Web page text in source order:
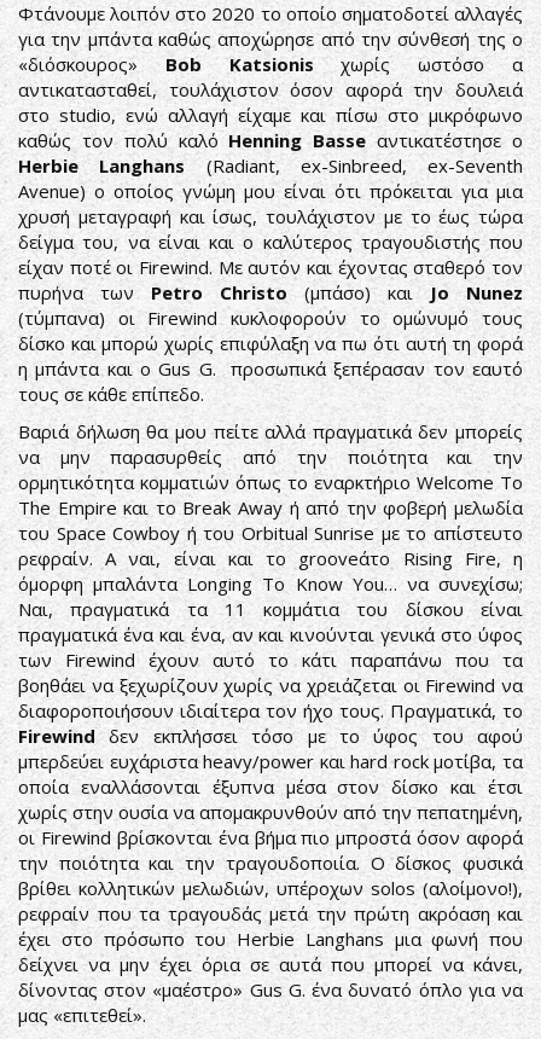
Φτάνουμε λοιπόν στο 2020 το οποίο σηματοδοτεί αλλαγές
για την μπάντα καθώς αποχώρησε από την σύνθεσή της ο
«διόσκουρος» Bob Katsionisχωρίς ωστόσο α
αντικατασταθεί, τουλάχιστον όσον αφορά την δουλειά
στο studio, ενώ αλλαγή είχαμε και πίσω στο μικρόφωνο
καθώς τον πολύ καλόHenning Basseαντικατέστησε ο
Herbie Langhans(Radiant, ex-Sinbreed, ex-Seventh
Avenue) ο οποίος γνώμη μου είναι ότι πρόκειται για μια
χρυσή μεταγραφή και ίσως, τουλάχιστον με το έως τώρα
δείγμα του, να είναι και ο καλύτερος τραγουδιστής που
είχαν ποτέ οι Firewind. Με αυτόν και έχοντας σταθερό τον
πυρήνα των Petro Christo(μπάσο) καιJo Nunez
(τύμπανα) οι Firewind κυκλοφορούν το ομώνυμό τους
δίσκο και μπορώ χωρίς επιφύλαξη να πω ότι αυτή τη φορά
η μπάντα και ο Gus G. προσωπικά ξεπέρασαν τον εαυτό
τους σε κάθε επίπεδο.
Βαριά δήλωση θα μου πείτε αλλά πραγματικά δεν μπορείς
να μην παρασυρθείς από την ποιότητα και την
ορμητικότητα κομματιών όπως το εναρκτήριο Welcome To
The Empire και το Break Away ή από την φοβερή μελωδία
του Space Cowboy ή του Orbitual Sunrise με το απίστευτο
ρεφραίν. Α ναι, είναι και το grooveάτο Rising Fire, η
όμορφη μπαλάντα Longing To Know You… να συνεχίσω;
Ναι, πραγματικά τα 11 κομμάτια του δίσκου είναι
πραγματικά ένα και ένα, αν και κινούνται γενικά στο ύφος
των Firewind έχουν αυτό το κάτι παραπάνω που τα
βοηθάει να ξεχωρίζουν χωρίς να χρειάζεται οι Firewind να
διαφοροποιήσουν ιδιαίτερα τον ήχο τους. Πραγματικά, το
Firewindδεν εκπλήσσει τόσο με το ύφος του αφού
μπερδεύει ευχάριστα heavy/power και hard rock μοτίβα, τα
οποία εναλλάσονται έξυπνα μέσα στον δίσκο και έτσι
χωρίς στην ουσία να απομακρυνθούν από την πεπατημένη,
οι Firewind βρίσκονται ένα βήμα πιο μπροστά όσον αφορά
την ποιότητα και την τραγουδοποιία. Ο δίσκος φυσικά
βρίθει κολλητικών μελωδιών, υπέροχων solos (αλοίμονο!),
ρεφραίν που τα τραγουδάς μετά την πρώτη ακρόαση και
έχει στο πρόσωπο του Herbie Langhans μια φωνή που
δείχνει να μην έχει όρια σε αυτά που μπορεί να κάνει,
δίνοντας στον «μαέστρο» Gus G. ένα δυνατό όπλο για να
μας «επιτεθεί».